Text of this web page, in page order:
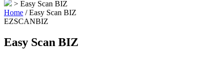
> Easy Scan BIZ
Home / Easy Scan BIZ
EZSCANBIZ
Easy Scan BIZ